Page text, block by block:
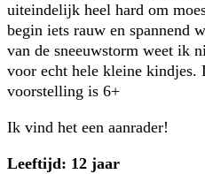
uiteindelijk heel hard om
begin iets rauw en spannend
van de sneeuwstorm weet ik
voor echt hele kleine kindjes.
voorstelling is 6+
Ik vind het een aanrader!
Leeftijd: 12 jaar